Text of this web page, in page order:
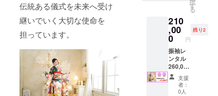
伝統ある儀式を未来へ受け
継いでいく大切な使命を
担っています。
ケット
け付き
・ヘア
セット
付き ・
小物レ
ンタル
付き ・
インス
タ前撮
り撮影
す
る
210
,00
0 円
残り2
振袖レ
ンタル
260,000
円分チ
ケット
【成人
支援
者：
0人